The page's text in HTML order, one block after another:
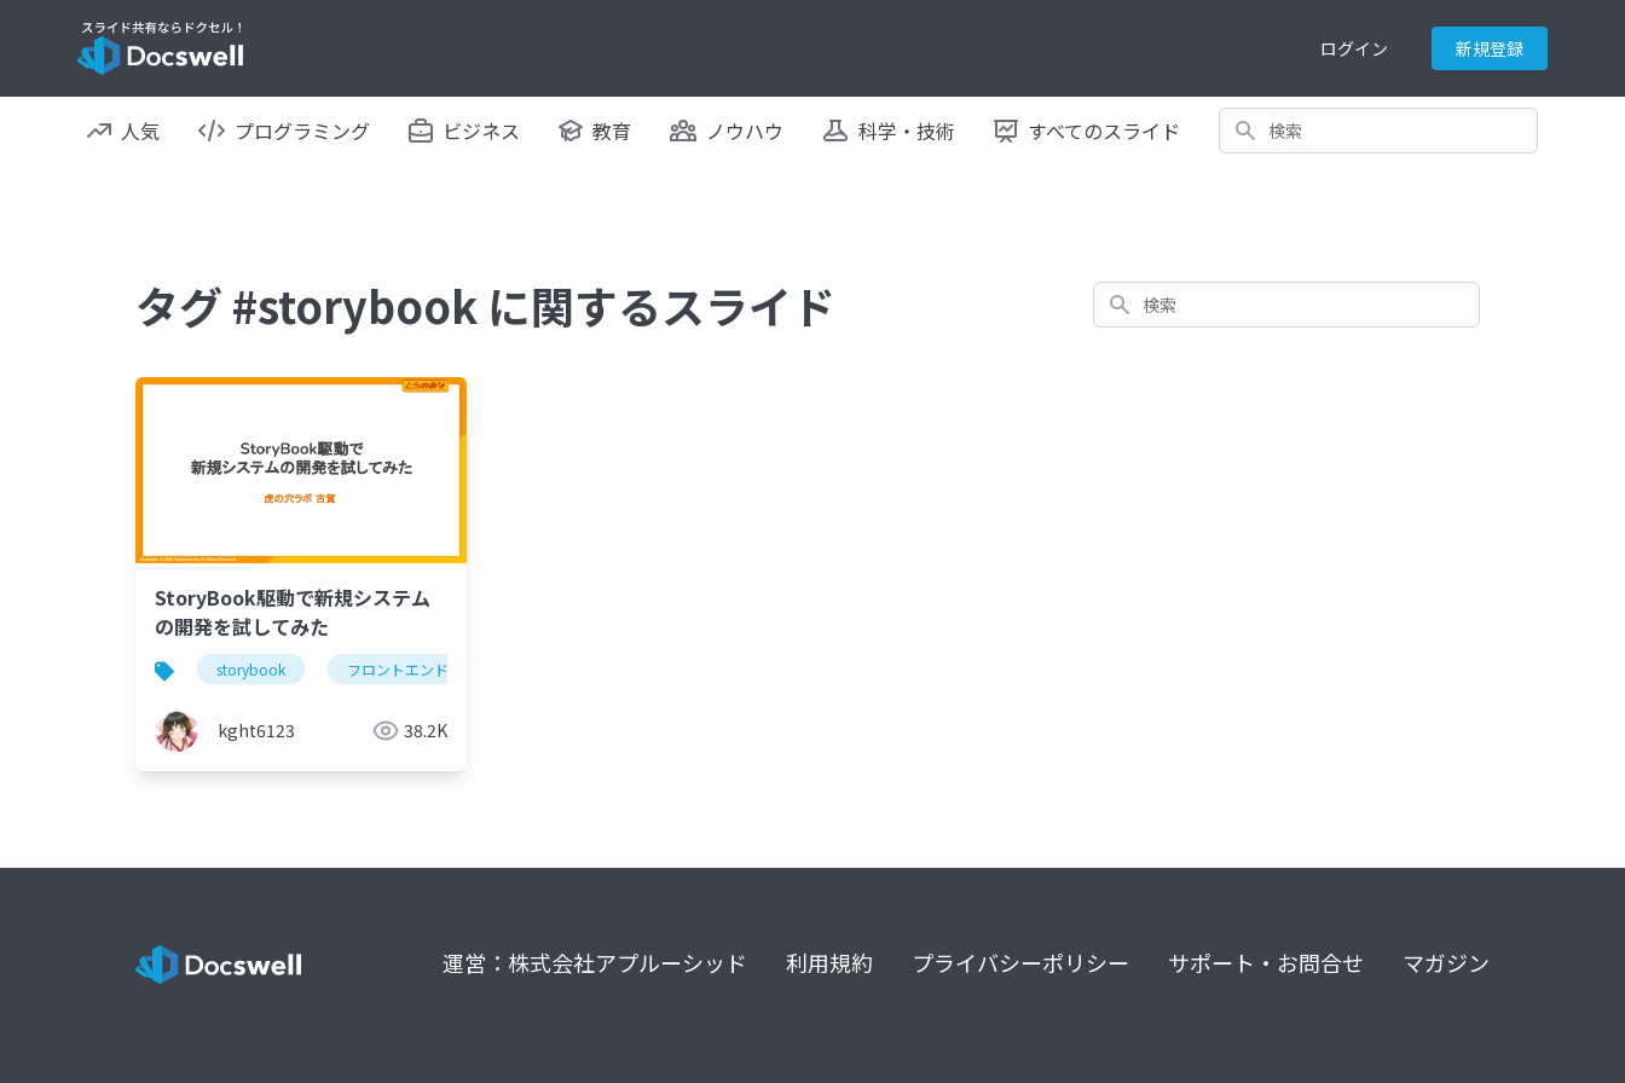
ログイン 新規登録
人気 プログラミング ビジネス 教育 ノウハウ 科学・技術 すべてのスライド 検索
タグ #storybook に関するスライド 検索
StoryBook駆動で新規システム
の開発を試してみた
storybook フロントエンド
kght6123 38.2K
運営：株式会社アプルーシッド 利用規約 プライバシーポリシー サポート・お問合せ マガジン